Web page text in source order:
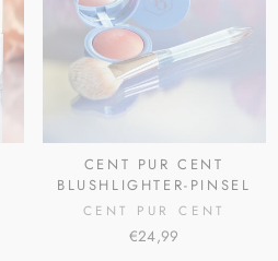
CENT PUR CENT
BLUSHLIGHTER-PINSEL
CENT PUR CENT
€24,99